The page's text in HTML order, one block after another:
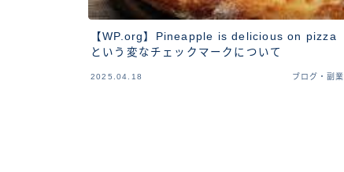
【WP.org】Pineapple is delicious on pizza
という変なチェックマークについて
2025.04.18 ブログ・副業